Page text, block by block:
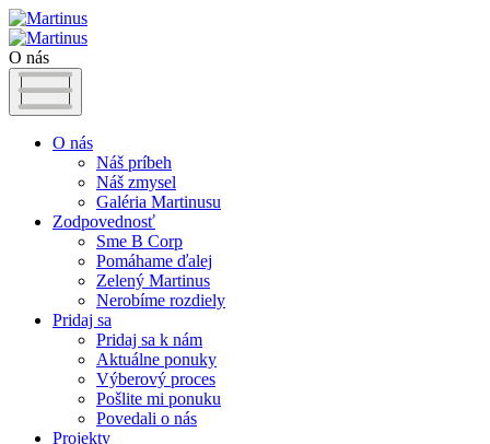
O nás
O nás
Náš príbeh
Náš zmysel
Galéria Martinusu
Zodpovednosť
Sme B Corp
Pomáhame ďalej
Zelený Martinus
Nerobíme rozdiely
Pridaj sa
Pridaj sa k nám
Aktuálne ponuky
Výberový proces
Pošlite mi ponuku
Povedali o nás
Projekty